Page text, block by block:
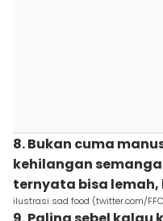
8. Bukan cuma
kehilangan
ternyata bisa lemah,
ilustrasi sad food (twitter.com/